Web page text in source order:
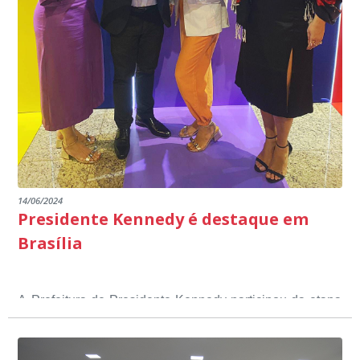
14/06/2024
Presidente Kennedy é destaque em
Brasília
A Prefeitura de Presidente Kennedy participou da etapa
nacional do 12º Prêmio Sebrae Prefeitura
Empreendedora, que visou valorizar e destacar o papel